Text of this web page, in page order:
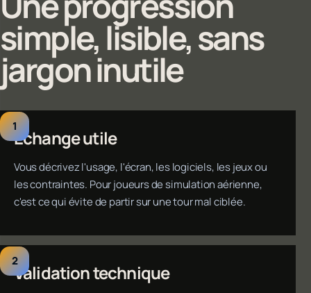
simple, lisible, sans
jargon inutile
Échange utile
Vous décrivez l'usage, l'écran, les logiciels, les jeux ou
les contraintes. Pour joueurs de simulation aérienne,
c'est ce qui évite de partir sur une tour mal ciblée.
Validation technique